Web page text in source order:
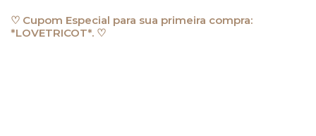
para♡ Cupom Especial para sua primeira compra:
*LOVETRICOT*. ♡